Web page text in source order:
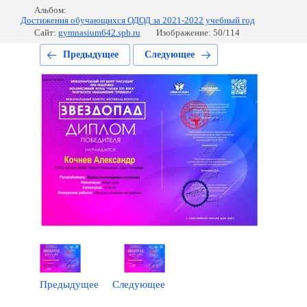
Альбом:
Достижения обучающихся ОДОД за 2021-2022 учебный год
Сайт: gymnasium642.spb.ru Изображение: 50/114
Предыдущее Следующее
Предыдущее Следующее